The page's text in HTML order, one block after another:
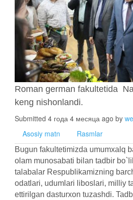
Roman german fakultetida
keng nishonlandi.
Submitted 4 года 4 месяца ago by
Asosiy matn
Rasmlar
Bugun fakultetimizda umumxalq
olam munosabati bilan tadbir
talabalar Respublikamizning
odatlari, udumlari liboslari, milliy
ettirilgan dasturxon tuzashdi.